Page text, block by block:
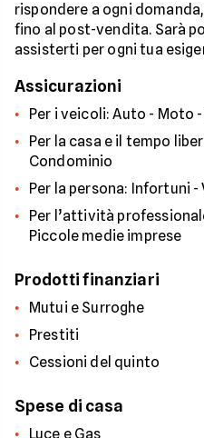
rispondere a ogni
fino al post-vendita. Sarà
assisterti per ogni tua
Assicurazioni
Per i veicoli: Auto - Moto
Per la casa e il tempo
Condominio
Per la persona: Infortuni -
Per l’attività
Piccole medie imprese
Prodotti finanziari
Mutui e Surroghe
Prestiti
Cessioni del quinto
Spese di casa
Luce e Gas